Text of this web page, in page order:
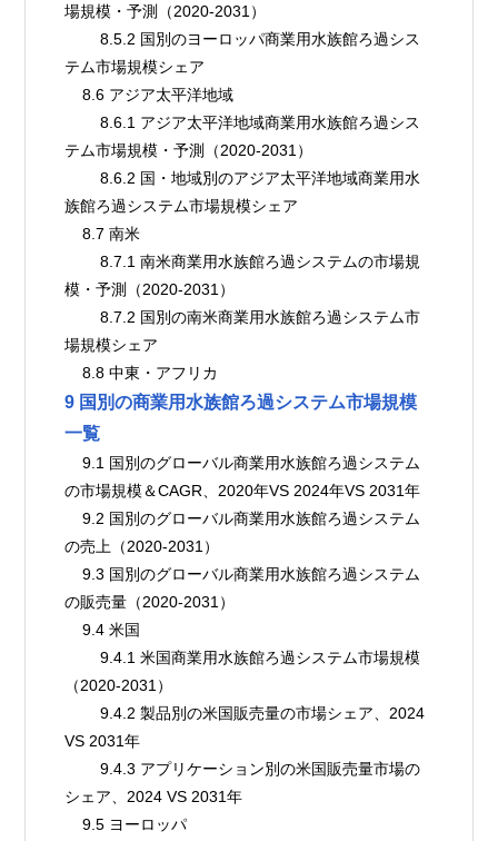
場規模・予測（2020-2031）
        8.5.2 国別のヨーロッパ商業用水族館ろ過シス
テム市場規模シェア
    8.6 アジア太平洋地域
        8.6.1 アジア太平洋地域商業用水族館ろ過シス
テム市場規模・予測（2020-2031）
        8.6.2 国・地域別のアジア太平洋地域商業用水
族館ろ過システム市場規模シェア
    8.7 南米
        8.7.1 南米商業用水族館ろ過システムの市場規
模・予測（2020-2031）
        8.7.2 国別の南米商業用水族館ろ過システム市
場規模シェア
    8.8 中東・アフリカ
9 国別の商業用水族館ろ過システム市場規模
一覧
    9.1 国別のグローバル商業用水族館ろ過システム
の市場規模＆CAGR、2020年VS 2024年VS 2031年
    9.2 国別のグローバル商業用水族館ろ過システム
の売上（2020-2031）
    9.3 国別のグローバル商業用水族館ろ過システム
の販売量（2020-2031）
    9.4 米国
        9.4.1 米国商業用水族館ろ過システム市場規模
（2020-2031）
        9.4.2 製品別の米国販売量の市場シェア、2024
VS 2031年
        9.4.3 アプリケーション別の米国販売量市場の
シェア、2024 VS 2031年
    9.5 ヨーロッパ